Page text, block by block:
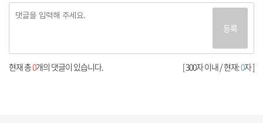
등록
[ 300자 이내 / 현재:0자 ]
현재 총0개의 댓글이 있습니다.